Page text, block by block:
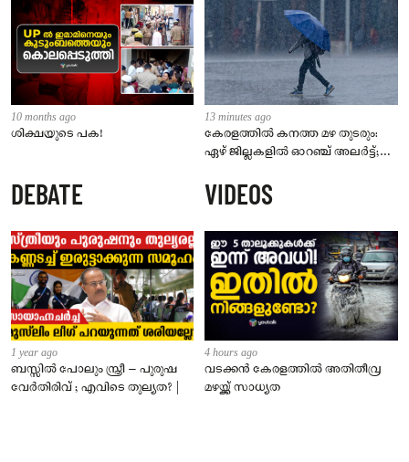
10 months ago
ശിക്ഷയുടെ പക!
13 minutes ago
കേരളത്തിൽ കനത്ത മഴ തുടരും:
ഏഴ് ജില്ലകളിൽ ഓറഞ്ച് അലർട്ട്;
അധികൃതർ
DEBATE
1 year ago
ബസ്സിൽ പോലും സ്ത്രീ – പുരുഷ
വേർതിരിവ് ; എവിടെ തുല്യത? |
VIDEOS
4 hours ago
വടക്കൻ കേരളത്തിൽ അതിതീവ്ര
മഴയ്ക്ക് സാധ്യത